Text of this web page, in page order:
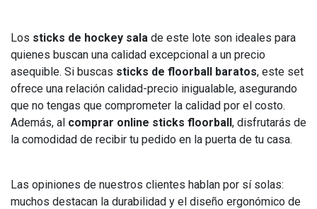
Los sticks de hockey sala de este lote son ideales para
quienes buscan una calidad excepcional a un precio
asequible. Si buscas sticks de floorball baratos, este set
ofrece una relación calidad-precio inigualable, asegurando
que no tengas que comprometer la calidad por el costo.
Además, al comprar online sticks floorball, disfrutarás de
la comodidad de recibir tu pedido en la puerta de tu casa.
Las opiniones de nuestros clientes hablan por sí solas:
muchos destacan la durabilidad y el diseño ergonómico de